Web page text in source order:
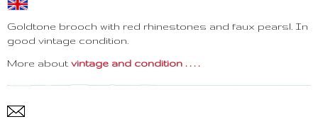
Goldtone brooch with red rhinestones and faux pearsl. In
good vintage condition.
More about vintage and condition . . . .